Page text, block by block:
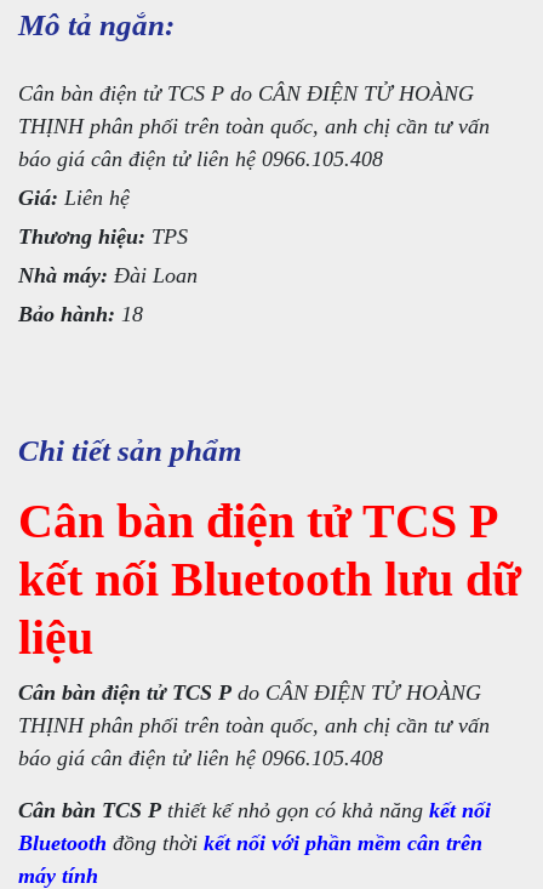
Mô tả ngắn:
Cân bàn điện tử TCS P do CÂN ĐIỆN TỬ HOÀNG
THỊNH phân phối trên toàn quốc, anh chị cần tư vấn
báo giá cân điện tử liên hệ 0966.105.408
Giá: Liên hệ
Thương hiệu: TPS
Nhà máy: Đài Loan
Bảo hành: 18
Chi tiết sản phẩm
Cân bàn điện tử TCS P
kết nối Bluetooth lưu dữ
liệu
Cân bàn điện tử TCS P do CÂN ĐIỆN TỬ HOÀNG
THỊNH phân phối trên toàn quốc, anh chị cần tư vấn
báo giá cân điện tử liên hệ 0966.105.408
Cân bàn TCS P thiết kế nhỏ gọn có khả năng kết nối
Bluetooth đồng thời kết nối với phần mềm cân trên
máy tính